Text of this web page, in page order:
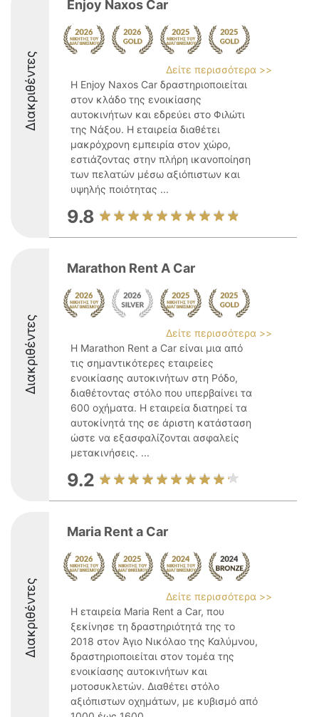
Διακριθέντες
Enjoy Naxos Car
Δείτε περισσότερα >>
Η Enjoy Naxos Car δραστηριοποιείται
στον κλάδο της ενοικίασης
αυτοκινήτων και εδρεύει στο Φιλώτι
της Νάξου. Η εταιρεία διαθέτει
μακρόχρονη εμπειρία στον χώρο,
εστιάζοντας στην πλήρη ικανοποίηση
των πελατών μέσω αξιόπιστων και
υψηλής ποιότητας ...
9.8
Διακριθέντες
Marathon Rent A Car
Δείτε περισσότερα >>
Η Marathon Rent a Car είναι μια από
τις σημαντικότερες εταιρείες
ενοικίασης αυτοκινήτων στη Ρόδο,
διαθέτοντας στόλο που υπερβαίνει τα
600 οχήματα. Η εταιρεία διατηρεί τα
αυτοκίνητά της σε άριστη κατάσταση
ώστε να εξασφαλίζονται ασφαλείς
μετακινήσεις. ...
9.2
Διακριθέντες
Maria Rent a Car
Δείτε περισσότερα >>
Η εταιρεία Maria Rent a Car, που
ξεκίνησε τη δραστηριότητά της το
2018 στον Άγιο Νικόλαο της Καλύμνου,
δραστηριοποιείται στον τομέα της
ενοικίασης αυτοκινήτων και
μοτοσυκλετών. Διαθέτει στόλο
αξιόπιστων οχημάτων, με κυβισμό από